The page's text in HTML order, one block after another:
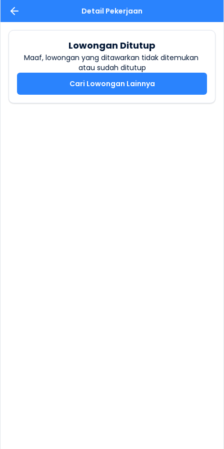
Detail Pekerjaan
Lowongan Ditutup
Maaf, lowongan yang ditawarkan tidak ditemukan
atau sudah ditutup
Cari Lowongan Lainnya